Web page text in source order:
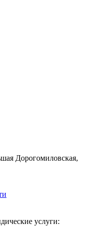
Дорогомиловская,
услуги: